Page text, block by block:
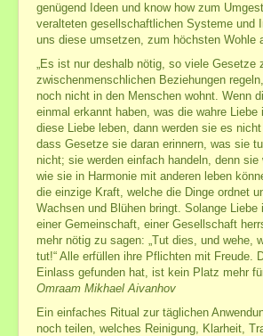
genügend Ideen und know how zum
veralteten gesellschaftlichen Systeme und
uns diese umsetzen, zum höchsten Wohle
„Es ist nur deshalb nötig, so viele Gesetze
zwischenmenschlichen Beziehungen
noch nicht in den Menschen wohnt. Wenn
einmal erkannt haben, was die wahre
diese Liebe leben, dann werden sie es nicht
dass Gesetze sie daran erinnern, was sie
nicht; sie werden einfach handeln, denn sie
wie sie in Harmonie mit anderen leben
die einzige Kraft, welche die Dinge ordnet
Wachsen und Blühen bringt. Solange Liebe
einer Gemeinschaft, einer Gesellschaft
mehr nötig zu sagen: „Tut dies, und wehe,
tut!“ Alle erfüllen ihre Pflichten mit Freude.
Einlass gefunden hat, ist kein Platz mehr
Omraam Mikhael Aivanhov
Ein einfaches Ritual zur täglichen
noch teilen, welches Reinigung, Klarheit,